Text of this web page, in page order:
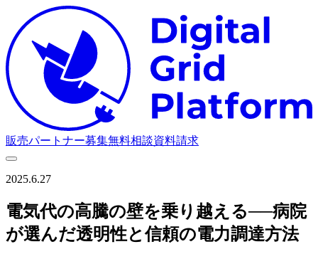
販売パートナー募集無料相談資料請求
2025.6.27
電気代の高騰の壁を乗り越える──病院
が選んだ透明性と信頼の電力調達方法